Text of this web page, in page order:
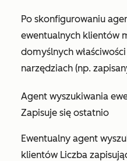
Po skonfigurowaniu
ewentualnych klientów
domyślnych
narzędziach (np.
Agent wyszukiwania
Zapisuje się ostatnio
Ewentualny agent
klientów Liczba